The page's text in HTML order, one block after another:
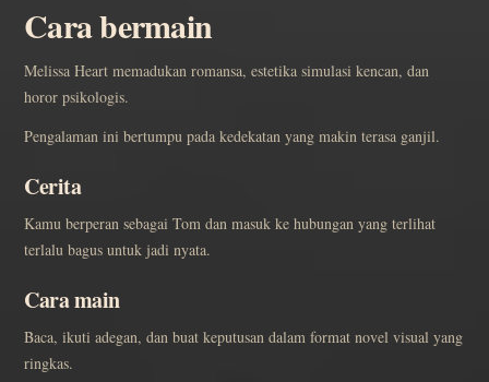
Cara bermain
Melissa Heart memadukan romansa, estetika simulasi kencan, dan
horor psikologis.
Pengalaman ini bertumpu pada kedekatan yang makin terasa ganjil.
Cerita
Kamu berperan sebagai Tom dan masuk ke hubungan yang terlihat
terlalu bagus untuk jadi nyata.
Cara main
Baca, ikuti adegan, dan buat keputusan dalam format novel visual yang
ringkas.